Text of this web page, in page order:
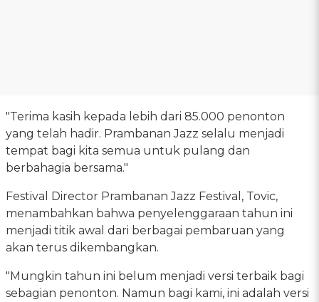
"Terima kasih kepada lebih dari 85.000 penonton
yang telah hadir. Prambanan Jazz selalu menjadi
tempat bagi kita semua untuk pulang dan
berbahagia bersama."
Festival Director Prambanan Jazz Festival, Tovic,
menambahkan bahwa penyelenggaraan tahun ini
menjadi titik awal dari berbagai pembaruan yang
akan terus dikembangkan.
"Mungkin tahun ini belum menjadi versi terbaik bagi
sebagian penonton. Namun bagi kami, ini adalah versi